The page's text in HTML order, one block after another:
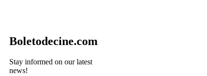
Boletodecine.com
Stay informed on our latest
news!